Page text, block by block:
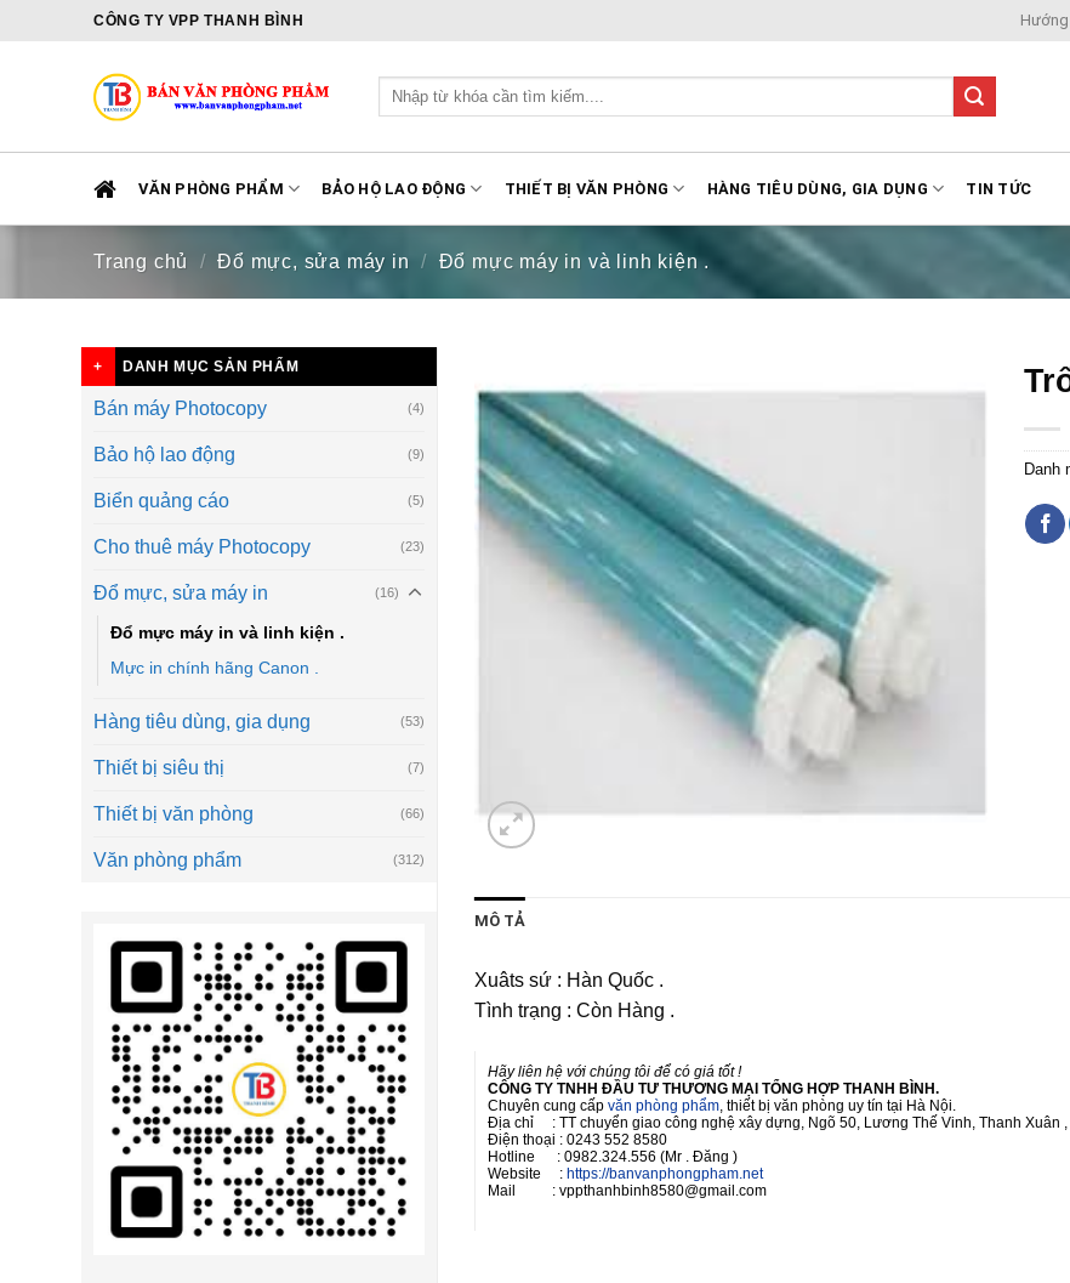
CÔNG TY VPP THANH BÌNH
Tìm
kiếm:
VĂN PHÒNG PHẨM BẢO HỘ LAO ĐỘNG THIẾT BỊ VĂN PHÒNG HÀNG TIÊU DÙNG, GIA DỤNG TIN TỨC
Trang chủ / Đổ mực, sửa máy in / Đổ mực máy in và linh kiện .
DANH MỤC SẢN PHẨM
Bán máy Photocopy (4)
Bảo hộ lao động (9)
Biển quảng cáo (5)
Cho thuê máy Photocopy (23)
Đổ mực, sửa máy in (16)
Đổ mực máy in và linh kiện .
Mực in chính hãng Canon .
Hàng tiêu dùng, gia dụng (53)
Thiết bị siêu thị (7)
Thiết bị văn phòng (66)
Văn phòng phẩm (312)
Danh
MÔ TẢ
Xuâts sứ : Hàn Quốc .
Tình trạng : Còn Hàng .
Hãy liên hệ với chúng tôi để có giá tốt !
CÔNG TY TNHH ĐẦU TƯ THƯƠNG MẠI TỔNG HỢP THANH BÌNH.
Chuyên cung cấp văn phòng phẩm, thiết bị văn phòng uy tín tại Hà Nội.
Địa chỉ : TT chuyển giao công nghệ xây dựng, Ngõ 50, Lương Thế Vinh, Thanh Xuân ,
Điện thoại : 0243 552 8580
Hotline : 0982.324.556 (Mr . Đăng )
Website : https://banvanphongpham.net
Mail : vppthanhbinh8580@gmail.com